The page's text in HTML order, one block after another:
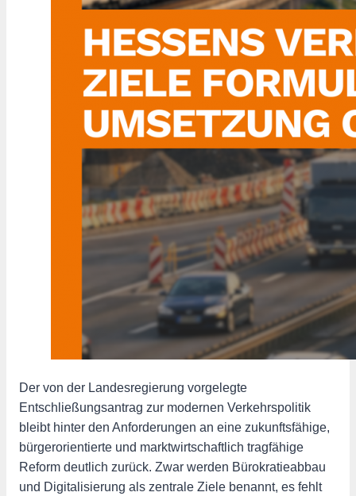
Der von der Landesregierung vorgelegte
Entschließungsantrag zur modernen Verkehrspolitik
bleibt hinter den Anforderungen an eine zukunftsfähige,
bürgerorientierte und marktwirtschaftlich tragfähige
Reform deutlich zurück. Zwar werden Bürokratieabbau
und Digitalisierung als zentrale Ziele benannt, es fehlt